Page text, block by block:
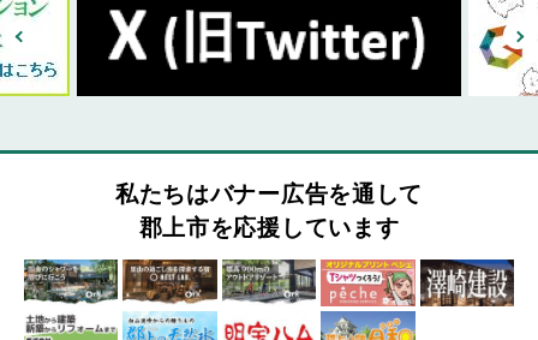
私たちはバナー広告を通して
郡上市を応援しています